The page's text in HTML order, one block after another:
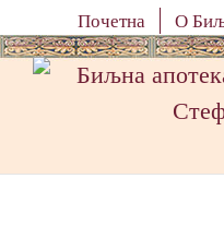
to
Почетна О